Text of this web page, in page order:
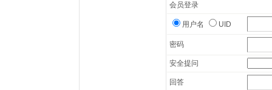
会员登录
用户名 UID
密码
安全提问
回答